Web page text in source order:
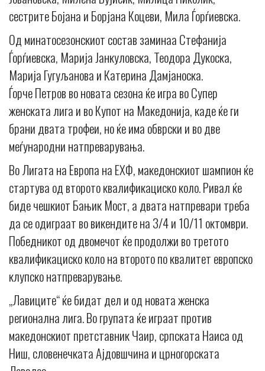
сестрите Бојана и Борјана Коцеви, Мила Ѓорѓиевскa.
Од минатосезонскиот состав заминаа Стефанија
Ѓорѓиевска, Марија Јанкуловска, Теодора Дукоска,
Марија Гугуљанова и Катерина Дамјаноска.
Ѓорче Петров во новата сезона ќе игра во Супер
женската лига и во Купот на Македонија, каде ќе ги
брани двата трофеи, но ќе има обврски и во две
меѓународни натпреварувања.
Во Лигата на Европа на ЕХФ, македонскиот шампион ќе
стартува од второто квалификациско коло. Ривал ќе
биде чешкиот Бањик Мост, а двата натпревари треба
да се одиграат во викендите на 3/4 и 10/11 октомври.
Победникот од двомечот ќе продолжи во третото
квалификациско коло на второто по квалитет европско
клупско натпреварување.
„Лавиците“ ќе бидат дел и од новата женска
регионална лига. Во групата ќе играат против
македонскиот претставник Чаир, српската Наиса од
Ниш, словенечката Ајдовшчина и црногорската